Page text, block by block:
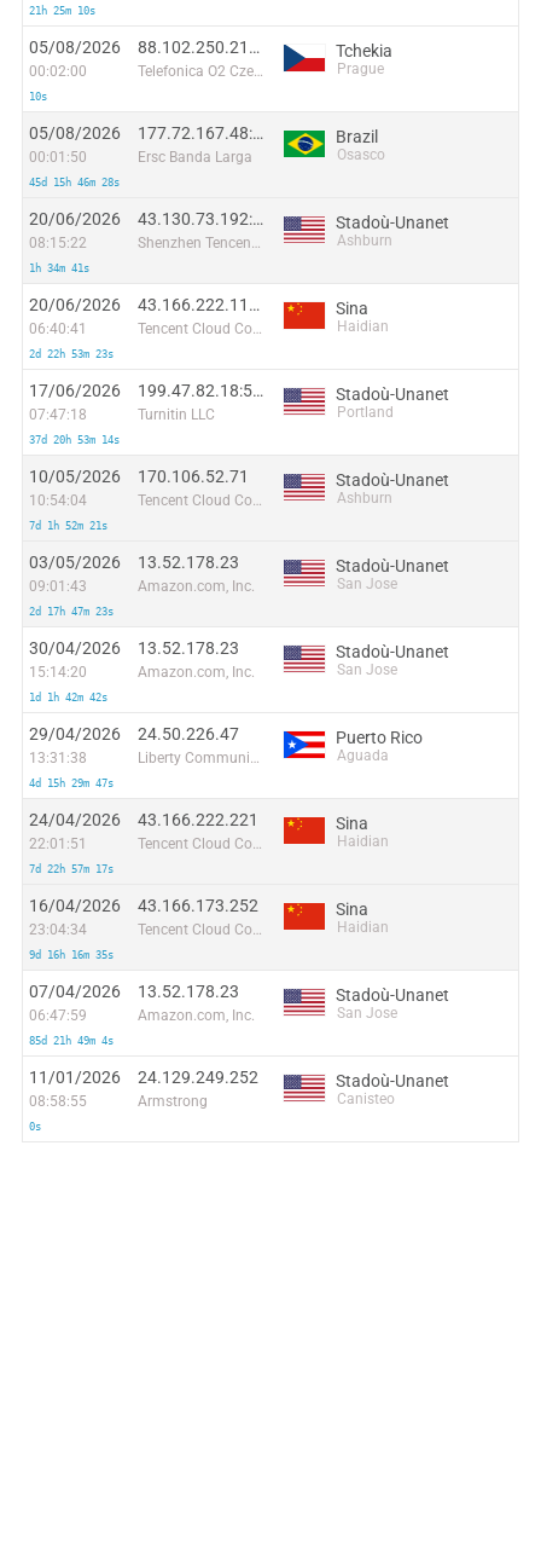
21h 25m 10s
05/08/2026
00:02:00
10s
88.102.250.219:41308
Telefonica O2 Czech Republic, a.s.
Tchekia
Prague
05/08/2026
00:01:50
45d 15h 46m 28s
177.72.167.48:2944
Ersc Banda Larga
Brazil
Osasco
20/06/2026
08:15:22
1h 34m 41s
43.130.73.192:39369
Shenzhen Tencent Computer Systems Company Limited
Stadoù-Unanet
Ashburn
20/06/2026
06:40:41
2d 22h 53m 23s
43.166.222.112:59541
Tencent Cloud Computing (Beijing) Co
Sina
Haidian
17/06/2026
07:47:18
37d 20h 53m 14s
199.47.82.18:59184
Turnitin LLC
Stadoù-Unanet
Portland
10/05/2026
10:54:04
7d 1h 52m 21s
170.106.52.71
Tencent Cloud Computing (Beijing) Co
Stadoù-Unanet
Ashburn
03/05/2026
09:01:43
2d 17h 47m 23s
13.52.178.23
Amazon.com, Inc.
Stadoù-Unanet
San Jose
30/04/2026
15:14:20
1d 1h 42m 42s
13.52.178.23
Amazon.com, Inc.
Stadoù-Unanet
San Jose
29/04/2026
13:31:38
4d 15h 29m 47s
24.50.226.47
Liberty Communications of Puerto Rico LLC
Puerto Rico
Aguada
24/04/2026
22:01:51
7d 22h 57m 17s
43.166.222.221
Tencent Cloud Computing (Beijing) Co
Sina
Haidian
16/04/2026
23:04:34
9d 16h 16m 35s
43.166.173.252
Tencent Cloud Computing (Beijing) Co
Sina
Haidian
07/04/2026
06:47:59
85d 21h 49m 4s
13.52.178.23
Amazon.com, Inc.
Stadoù-Unanet
San Jose
11/01/2026
08:58:55
0s
24.129.249.252
Armstrong
Stadoù-Unanet
Canisteo